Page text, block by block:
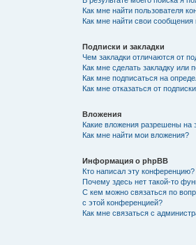
Как мне найти пользователя
Как мне найти свои
Подписки и закладки
Чем закладки отличаются от
Как мне сделать закладку или
Как мне подписаться на
Как мне отказаться от
Вложения
Какие вложения разрешены на
Как мне найти мои вложения?
Информация о phpBB
Кто написал эту конференцию?
Почему здесь нет такой-то
С кем можно связаться по
с этой конференцией?
Как мне связаться с